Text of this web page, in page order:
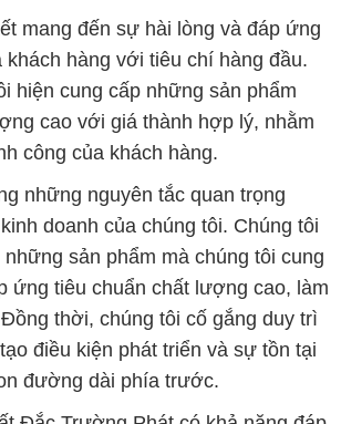
công của khách hàng.
những nguyên tắc quan trọng
doanh của chúng tôi. Chúng tôi
sản phẩm mà chúng tôi cung
ứng tiêu chuẩn chất lượng cao, làm
thời, chúng tôi cố gắng duy trì
điều kiện phát triển và sự tồn tại
đường dài phía trước.
Đắc Trường Phát có khả năng đáp
nhu cầu về hóa chất, phục vụ cho
nghề và lĩnh vực sản xuất khác
Minh. Sứ mệnh của chúng tôi là
phối những sản phẩm hóa chất